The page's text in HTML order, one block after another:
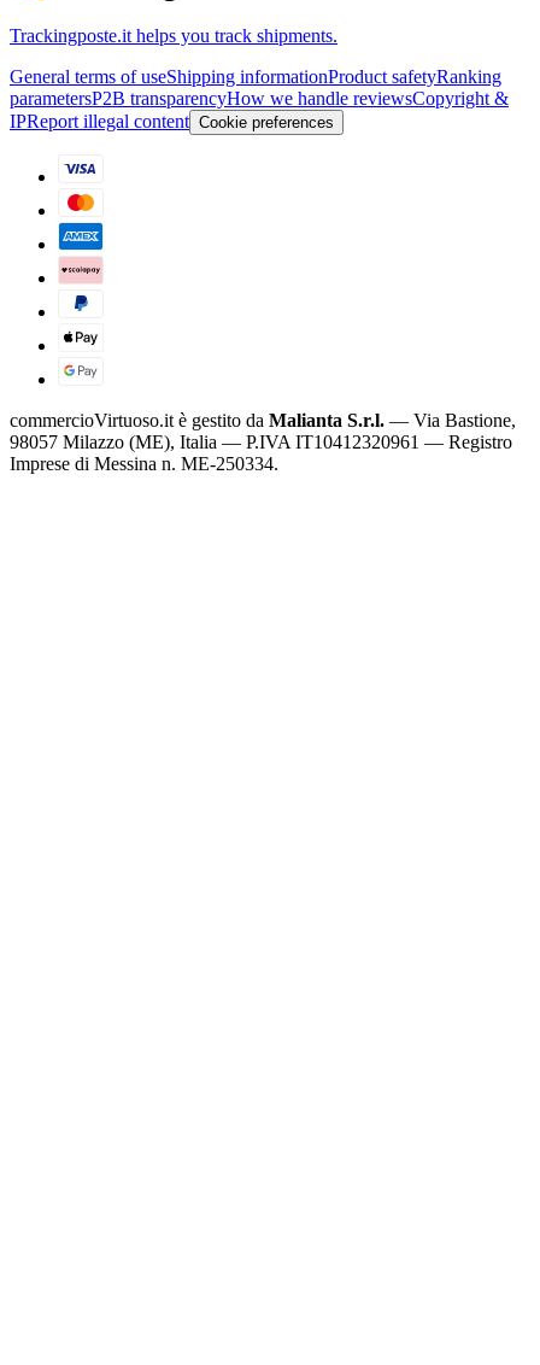
Trackingposte.it helps you track shipments.
General terms of useShipping informationProduct safetyRanking
parametersP2B transparencyHow we handle reviewsCopyright &
IPReport illegal content Cookie preferences
commercioVirtuoso.it è gestito da Malianta S.r.l. — Via Bastione,
98057 Milazzo (ME), Italia — P.IVA IT10412320961 — Registro
Imprese di Messina n. ME-250334.